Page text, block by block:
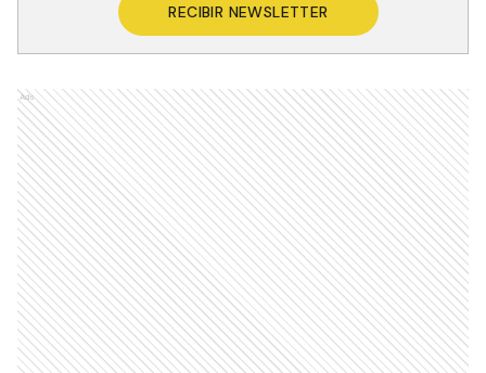
RECIBIR NEWSLETTER
Ads